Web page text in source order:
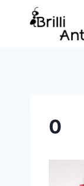
Перейти
0